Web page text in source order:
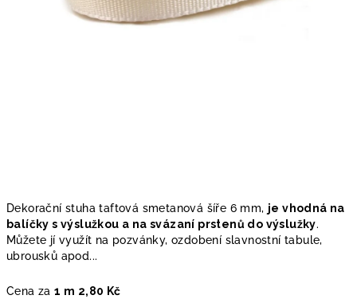
Dekorační stuha taftová smetanová šíře 6 mm, je vhodná na
balíčky s výslužkou a na svázaní prstenů do výslužky.
Můžete jí využít na pozvánky, ozdobení slavnostní tabule,
ubrousků apod...
Cena za1 m 2,80 Kč